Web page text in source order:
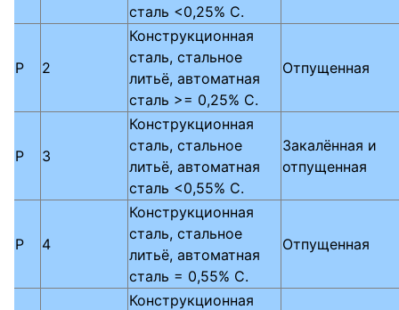
сталь <0,25% C.
P 2
Конструкционная
сталь, стальное
литьё, автоматная
сталь >= 0,25% C.
Отпущенная
P 3
Конструкционная
сталь, стальное
литьё, автоматная
сталь <0,55% C.
Закалённая и
отпущенная
P 4
Конструкционная
сталь, стальное
литьё, автоматная
сталь = 0,55% C.
Отпущенная
Конструкционная